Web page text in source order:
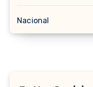
Nacional